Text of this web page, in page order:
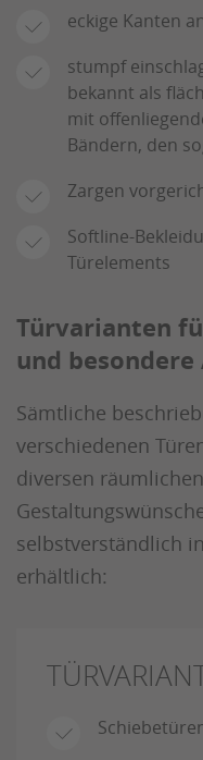
eckige Kanten
stumpf
bekannt als
mit
Bändern, den
Zargen
Softline-
Türelements
Türvarianten
und
Sämtliche
verschiedenen
diversen
selbstverständlich
erhältlich: